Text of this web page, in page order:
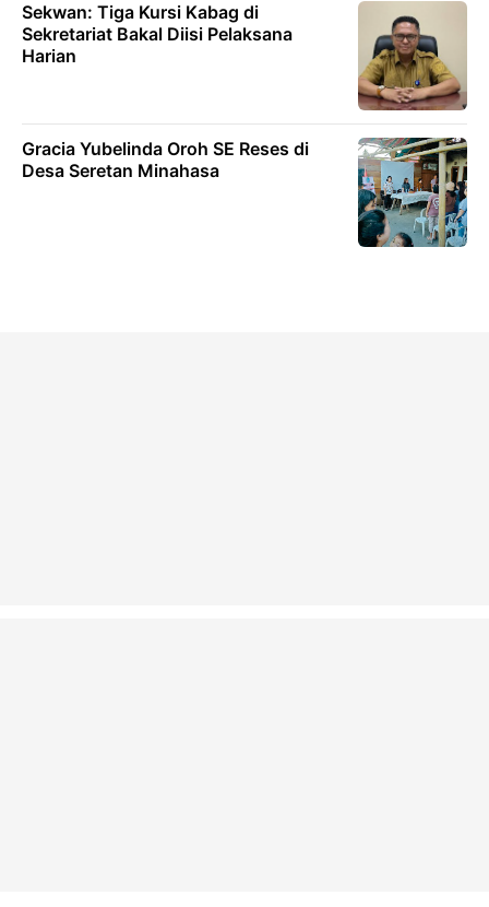
Sekwan: Tiga Kursi Kabag di
Sekretariat Bakal Diisi Pelaksana
Harian
Gracia Yubelinda Oroh SE Reses di
Desa Seretan Minahasa